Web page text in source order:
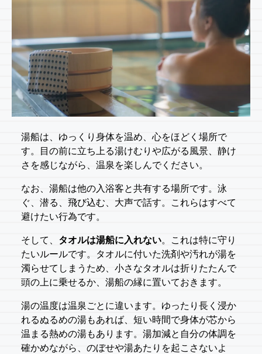
湯船は、ゆっくり身体を温め、心をほどく場所で
す。目の前に立ち上る湯けむりや広がる風景、静け
さを感じながら、温泉を楽しんでください。
なお、湯船は他の入浴客と共有する場所です。泳
ぐ、潜る、飛び込む、大声で話す。これらはすべて
避けたい行為です。
そして、 タオルは湯船に入れない。これは特に守り
たいルールです。タオルに付いた洗剤や汚れが湯を
濁らせてしまうため、小さなタオルは折りたたんで
頭の上に乗せるか、湯船の縁に置いておきます。
湯の温度は温泉ごとに違います。ゆったり長く浸か
れるぬるめの湯もあれば、短い時間で身体が芯から
温まる熱めの湯もあります。湯加減と自分の体調を
確かめながら、のぼせや湯あたりを起こさないよ